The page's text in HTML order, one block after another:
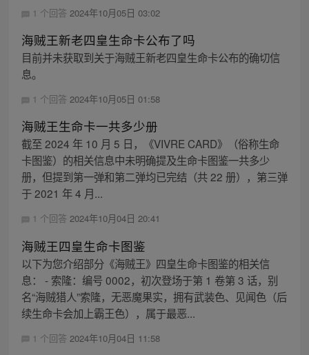
1 个回答 2024年10月05日 03:02
海贼王新老四皇生命卡公布了吗
目前并未获取到关于海贼王新老四皇生命卡公布的确切信
息。
1 个回答 2024年10月05日 01:58
海贼王生命卡一共多少册
截至 2024 年 10 月 5 日，《VIVRE CARD》（俗称生命
卡图鉴）的相关信息中未明确提及生命卡图鉴一共多少
册，但提到第一弹和第二弹均已完结（共 22 册），第三弹
于 2021 年 4 月...
1 个回答 2024年10月04日 20:41
海贼王四皇生命卡图鉴
以下为您介绍部分《海贼王》四皇生命卡图鉴的相关信
息： - 索隆：编号 0002，初次登场于第 1 卷第 3 话，别
名“海贼猎人”索隆，无恶魔果实，拥有武装色、见闻色（后
续生命卡会加上霸王色），属于最恶...
1 个回答 2024年10月04日 11:58